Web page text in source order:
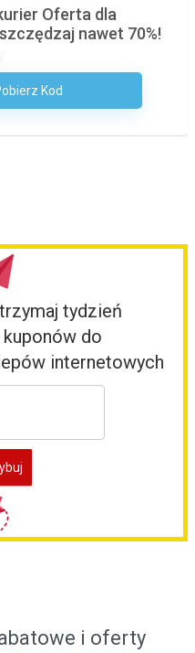
Oferta dla
nawet 70%!
Kod
Kod Nie Jest Wymagany
tydzień
do
internetowych
i oferty